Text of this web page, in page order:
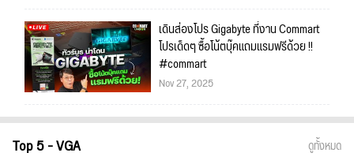
เดินส่องโปร Gigabyte ที่งาน Commart
โปรเด็ดๆ ซื้อโน้ตบุ๊คแถมแรมฟรีด้วย !!
#commart
Nov 27, 2025
Top 5 - VGA ดูทั้งหมด